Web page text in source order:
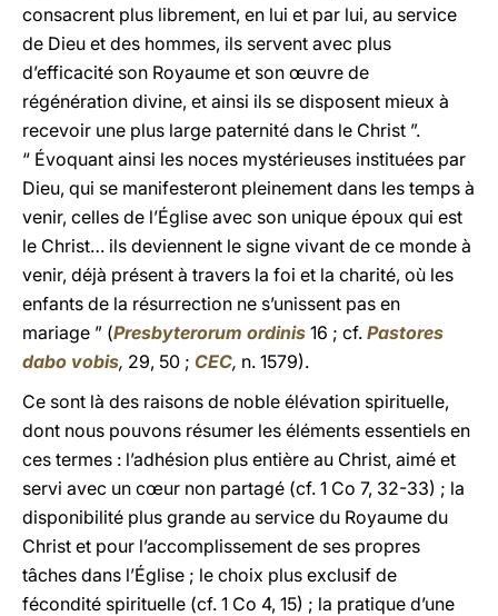
consacrent plus librement, en lui et par lui, au service
de Dieu et des hommes, ils servent avec plus
d’efficacité son Royaume et son œuvre de
régénération divine, et ainsi ils se disposent mieux à
recevoir une plus large paternité dans le Christ ”.
“ Évoquant ainsi les noces mystérieuses instituées par
Dieu, qui se manifesteront pleinement dans les temps à
venir, celles de l’Église avec son unique époux qui est
le Christ… ils deviennent le signe vivant de ce monde à
venir, déjà présent à travers la foi et la charité, où les
enfants de la résurrection ne s’unissent pas en
mariage ” (Presbyterorum ordinis 16 ; cf. Pastores
dabo vobis, 29, 50 ; CEC, n. 1579).
Ce sont là des raisons de noble élévation spirituelle,
dont nous pouvons résumer les éléments essentiels en
ces termes : l’adhésion plus entière au Christ, aimé et
servi avec un cœur non partagé (cf. 1 Co 7, 32-33) ; la
disponibilité plus grande au service du Royaume du
Christ et pour l’accomplissement de ses propres
tâches dans l’Église ; le choix plus exclusif de
fécondité spirituelle (cf. 1 Co 4, 15) ; la pratique d’une